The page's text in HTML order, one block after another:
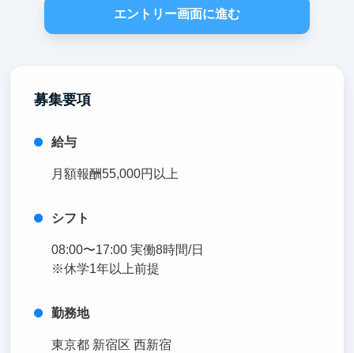
エントリー画面に進む
募集要項
給与
月額報酬55,000円以上
シフト
08:00〜17:00 実働8時間/日
※休学1年以上前提
勤務地
東京都 新宿区 西新宿